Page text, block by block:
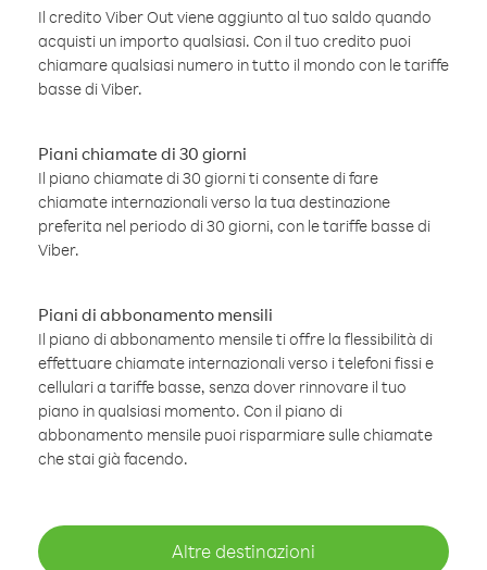
Il credito Viber Out viene aggiunto al tuo saldo quando
acquisti un importo qualsiasi. Con il tuo credito puoi
chiamare qualsiasi numero in tutto il mondo con le tariffe
basse di Viber.
Piani chiamate di 30 giorni
Il piano chiamate di 30 giorni ti consente di fare
chiamate internazionali verso la tua destinazione
preferita nel periodo di 30 giorni, con le tariffe basse di
Viber.
Piani di abbonamento mensili
Il piano di abbonamento mensile ti offre la flessibilità di
effettuare chiamate internazionali verso i telefoni fissi e
cellulari a tariffe basse, senza dover rinnovare il tuo
piano in qualsiasi momento. Con il piano di
abbonamento mensile puoi risparmiare sulle chiamate
che stai già facendo.
Altre destinazioni